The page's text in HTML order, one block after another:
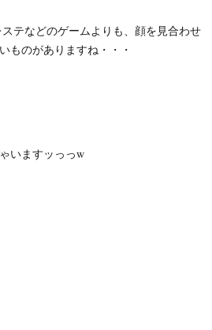
テなどのゲームよりも、顔を見合わせ
ものがありますね・・・
いますッっっw